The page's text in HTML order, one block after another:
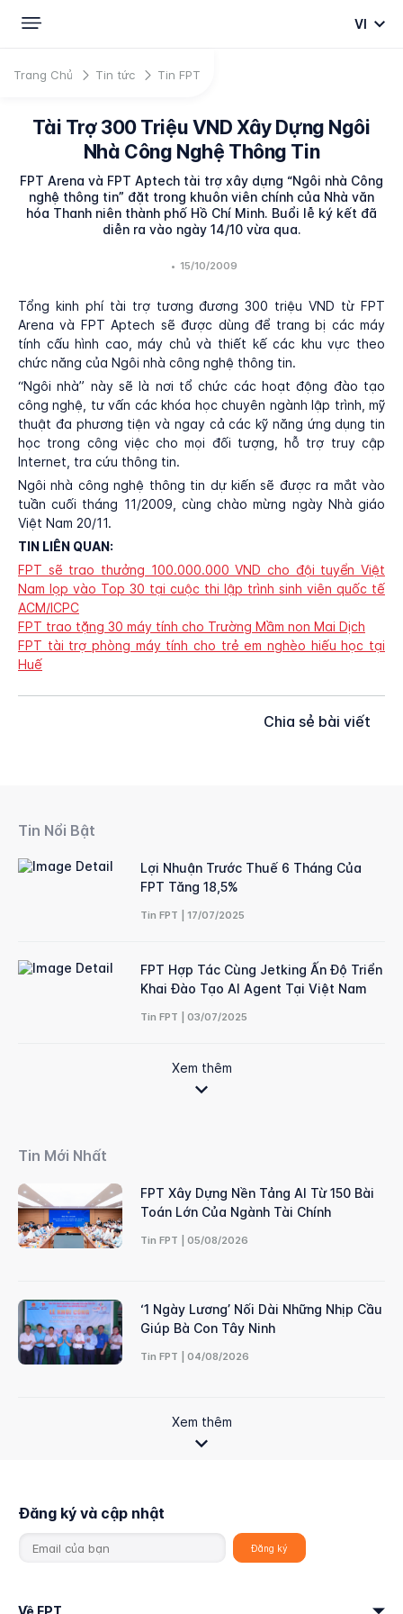
VI
Trang Chủ Tin tức Tin FPT
Tài Trợ 300 Triệu VND Xây Dựng Ngôi
Nhà Công Nghệ Thông Tin
FPT Arena và FPT Aptech tài trợ xây dựng “Ngôi nhà Công
nghệ thông tin” đặt trong khuôn viên chính của Nhà văn
hóa Thanh niên thành phố Hồ Chí Minh. Buổi lễ ký kết đã
diễn ra vào ngày 14/10 vừa qua.
• 15/10/2009
Tổng kinh phí tài trợ tương đương 300 triệu VND từ FPT
Arena và FPT Aptech sẽ được dùng để trang bị các máy
tính cấu hình cao, máy chủ và thiết kế các khu vực theo
chức năng của Ngôi nhà công nghệ thông tin.
“Ngôi nhà” này sẽ là nơi tổ chức các hoạt động đào tạo
công nghệ, tư vấn các khóa học chuyên ngành lập trình, mỹ
thuật đa phương tiện và ngay cả các kỹ năng ứng dụng tin
học trong công việc cho mọi đối tượng, hỗ trợ truy cập
Internet, tra cứu thông tin.
Ngôi nhà công nghệ thông tin dự kiến sẽ được ra mắt vào
tuần cuối tháng 11/2009, cùng chào mừng ngày Nhà giáo
Việt Nam 20/11.
TIN LIÊN QUAN:
FPT sẽ trao thưởng 100.000.000 VND cho đội tuyển Việt
Nam lọp vào Top 30 tại cuộc thi lập trình sinh viên quốc tế
ACM/ICPC
FPT trao tặng 30 máy tính cho Trường Mầm non Mai Dịch
FPT tài trợ phòng máy tính cho trẻ em nghèo hiếu học tại
Huế
Chia sẻ bài viết
Tin Nổi Bật
Lợi Nhuận Trước Thuế 6 Tháng Của
FPT Tăng 18,5%
Tin FPT | 17/07/2025
FPT Hợp Tác Cùng Jetking Ấn Độ Triển
Khai Đào Tạo AI Agent Tại Việt Nam
Tin FPT | 03/07/2025
Xem thêm
Tin Mới Nhất
FPT Xây Dựng Nền Tảng AI Từ 150 Bài
Toán Lớn Của Ngành Tài Chính
Tin FPT | 05/08/2026
‘1 Ngày Lương’ Nối Dài Những Nhịp Cầu
Giúp Bà Con Tây Ninh
Tin FPT | 04/08/2026
Xem thêm
Đăng ký và cập nhật
Về FPT